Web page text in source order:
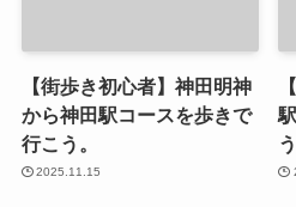
【街歩き初心者】神田明神
から神田駅コースを歩きで
行こう。
2025.11.15